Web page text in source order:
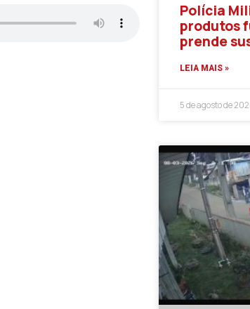
Polícia
produtos
prende
LEIA MAIS »
5 de agosto de